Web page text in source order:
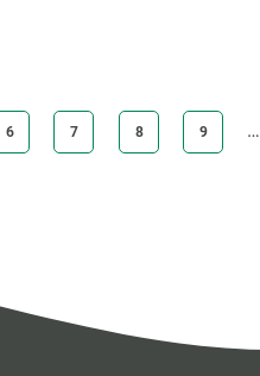
PÀGINA
6 PÀGINA
7 PÀGINA
8 PÀGINA
9 …